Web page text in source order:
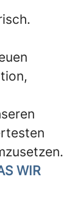
WIR